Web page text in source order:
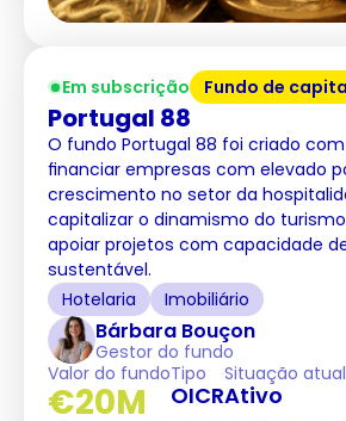
Fundo de
Em subscrição
Portugal 88
O fundo Portugal 88 foi criado
financiar empresas com elevado
crescimento no setor da
capitalizar o dinamismo do
apoiar projetos com capacidade
sustentável.
Hotelaria
Imobiliário
Bárbara Bouçon
Gestor do fundo
Valor do fundo
€20M
Tipo
OICR
Situação atual
Ativo